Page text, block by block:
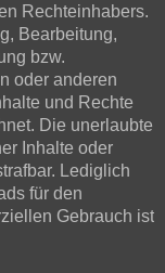
Rechteinhabers.
Bearbeitung,
bzw.
oder anderen
und Rechte
Die unerlaubte
Inhalte oder
Lediglich
für den
Gebrauch ist